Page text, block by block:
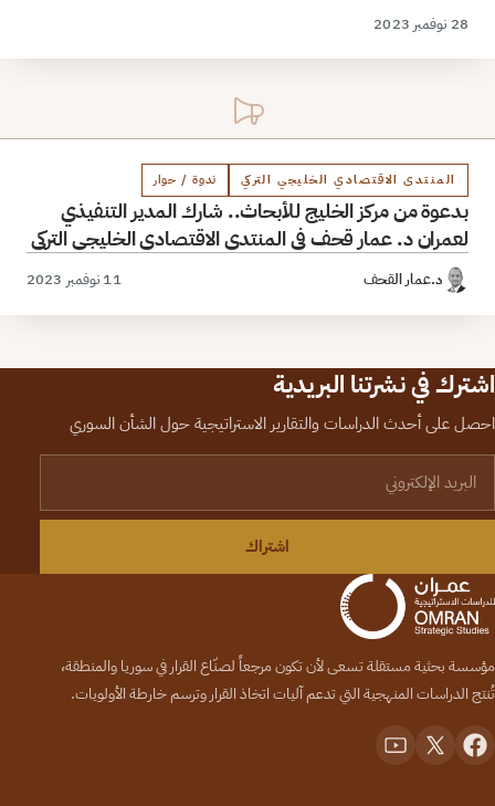
28 نوفمبر 2023
المنتدى الاقتصادي الخليجي التركي ندوة / حوار
بدعوة من مركز الخليج للأبحاث.. شارك المدير التنفيذي
لعمران د. عمار قحف في المنتدى الاقتصادي الخليجي التركي
د.عمار القحف 11 نوفمبر 2023
اشترك في نشرتنا البريدية
احصل على أحدث الدراسات والتقارير الاستراتيجية حول الشأن السوري
اشتراك
مؤسسة بحثية مستقلة تسعى لأن تكون مرجعاً لصنّاع القرار في سوريا والمنطقة،
تُنتج الدراسات المنهجية التي تدعم آليات اتخاذ القرار وترسم خارطة الأولويات.